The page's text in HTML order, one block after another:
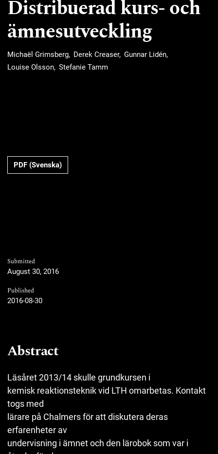
Distribuerad kurs- och
ämnesutveckling
Michaël Grimsberg Derek Creaser Gunnar Lidén
Louise Olsson Stefanie Tamm
Requires Subscription
PDF (Svenska)
Submitted
August 30, 2016
Published
2016-08-30
Abstract
Läsåret 2013/14 skulle grundkursen i
kemisk reaktionsteknik vid LTH omarbetas. Kontakt
togs med
lärare på Chalmers för att diskutera deras
erfarenheter av
undervisning i ämnet och den lärobok som var i